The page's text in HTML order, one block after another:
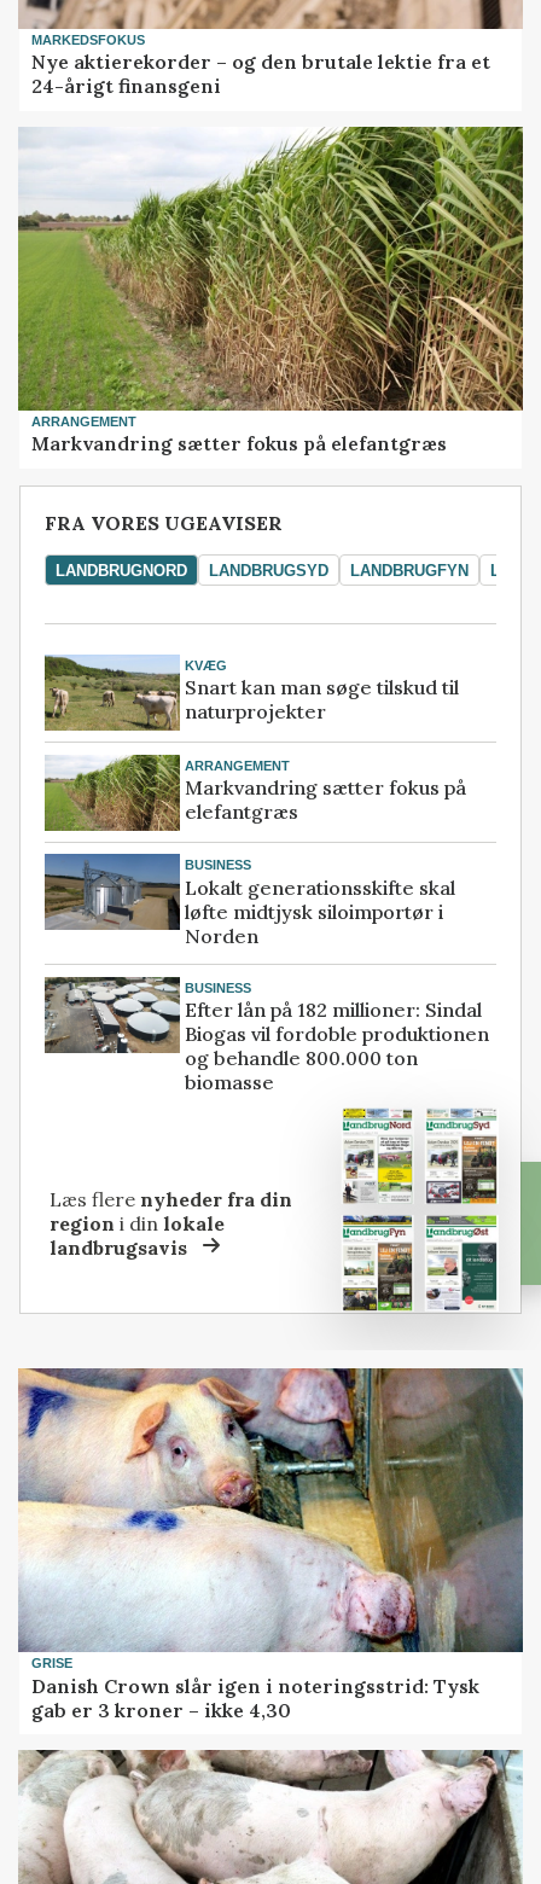
MARKEDSFOKUS
Nye aktierekorder – og den brutale lektie fra et
24-årigt finansgeni
ARRANGEMENT
Markvandring sætter fokus på elefantgræs
FRA VORES UGEAVISER
LANDBRUGNORD LANDBRUGSYD LANDBRUGFYN
KVÆG
Snart kan man søge tilskud til
naturprojekter
ARRANGEMENT
Markvandring sætter fokus på
elefantgræs
BUSINESS
Lokalt generationsskifte skal
løfte midtjysk siloimportør i
Norden
BUSINESS
Efter lån på 182 millioner: Sindal
Biogas vil fordoble produktionen
og behandle 800.000 ton
biomasse
Læs flere nyheder fra din
region i dinlokale
landbrugsavis
GRISE
Danish Crown slår igen i noteringsstrid: Tysk
gab er 3 kroner – ikke 4,30